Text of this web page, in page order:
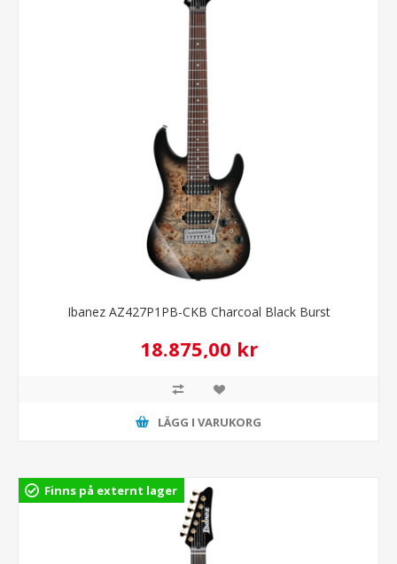
Ibanez AZ427P1PB-CKB Charcoal Black Burst
18.875,00 kr
LÄGG I VARUKORG
Finns på externt lager